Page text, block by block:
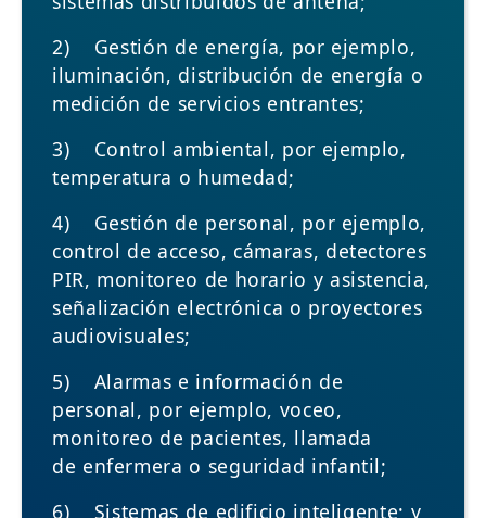
2) Gestión de energía, por ejemplo,
iluminación, distribución de energía o
medición de servicios entrantes;
3) Control ambiental, por ejemplo,
temperatura o humedad;
4) Gestión de personal, por ejemplo,
control de acceso, cámaras, detectores
PIR, monitoreo de horario y asistencia,
señalización electrónica o proyectores
audiovisuales;
5) Alarmas e información de
personal, por ejemplo, voceo,
monitoreo de pacientes, llamada
de enfermera o seguridad infantil;
6) Sistemas de edificio inteligente; y